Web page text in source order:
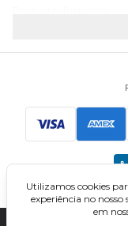
Principais
CNU
TCU
Utilizamos cookies
experiência no nosso
em